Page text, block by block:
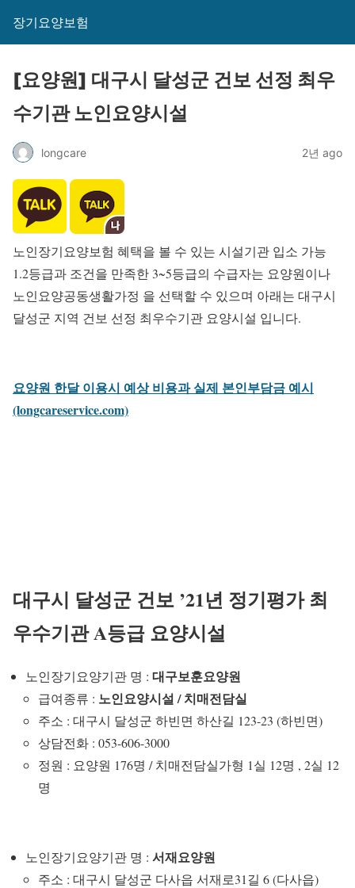
장기요양보험
[요양원] 대구시 달성군 건보 선정 최우
수기관 노인요양시설
longcare 2년 ago
노인장기요양보험 혜택을 볼 수 있는 시설기관 입소 가능
1.2등급과 조건을 만족한 3~5등급의 수급자는 요양원이나
노인요양공동생활가정 을 선택할 수 있으며 아래는 대구시
달성군 지역 건보 선정 최우수기관 요양시설 입니다.
요양원 한달 이용시 예상 비용과 실제 본인부담금 예시
(longcareservice.com)
대구시 달성군 건보 ’21년 정기평가 최
우수기관 A등급 요양시설
노인장기요양기관 명 : 대구보훈요양원
급여종류 : 노인요양시설 / 치매전담실
주소 : 대구시 달성군 하빈면 하산길 123-23 (하빈면)
상담전화 : 053-606-3000
정원 : 요양원 176명 / 치매전담실가형 1실 12명 , 2실 12
명
노인장기요양기관 명 : 서재요양원
주소 : 대구시 달성군 다사읍 서재로31길 6 (다사읍)